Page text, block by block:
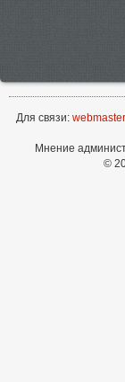
Для связи:
Мнение
©